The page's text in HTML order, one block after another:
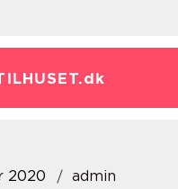
dk
2020 admin